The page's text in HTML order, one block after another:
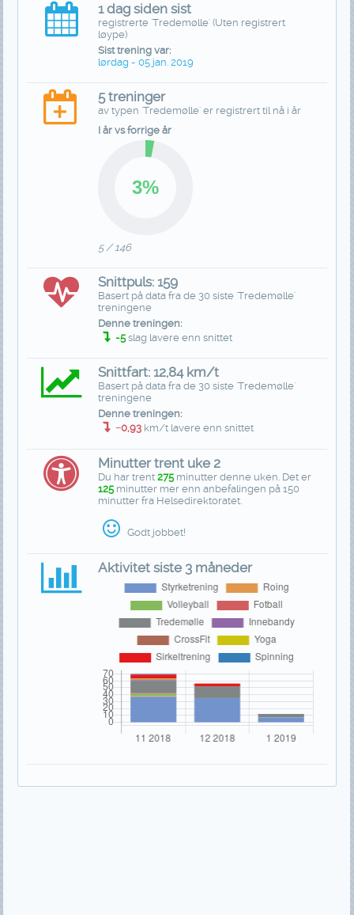
1 dag siden sist
registrerte 'Tredemølle' (Uten registrert
løype)
Sist trening var:
lørdag - 05 jan. 2019
5 treninger
av typen 'Tredemølle' er registrert til nå i år
I år vs forrige år
5 / 146
Snittpuls: 159
Basert på data fra de 30 siste 'Tredemølle'
treningene
Denne treningen:
-5slag lavere enn snittet
Snittfart: 12,84 km/t
Basert på data fra de 30 siste 'Tredemølle'
treningene
Denne treningen:
−0,93 km/t lavere enn snittet
Minutter trent uke 2
Du har trent275minutter denne uken. Det er
125minutter mer enn anbefalingen på 150
minutter fra Helsedirektoratet.
Godt jobbet!
Aktivitet siste 3 måneder